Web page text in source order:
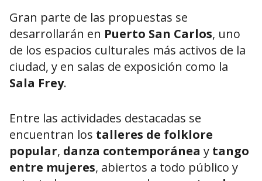
Gran parte de las propuestas se
desarrollarán en Puerto San Carlos, uno
de los espacios culturales más activos de la
ciudad, y en salas de exposición como la
Sala Frey.
Entre las actividades destacadas se
encuentran los talleres de folklore
popular, danza contemporánea y tango
entre mujeres, abiertos a todo público y